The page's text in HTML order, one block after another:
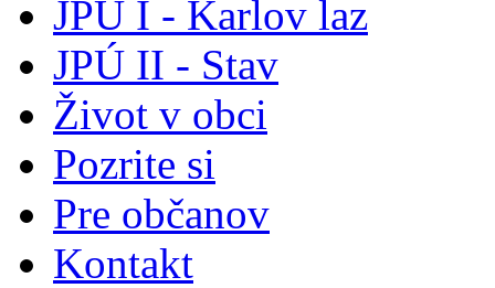
JPÚ I - Karlov laz
JPÚ II - Stav
Život v obci
Pozrite si
Pre občanov
Kontakt